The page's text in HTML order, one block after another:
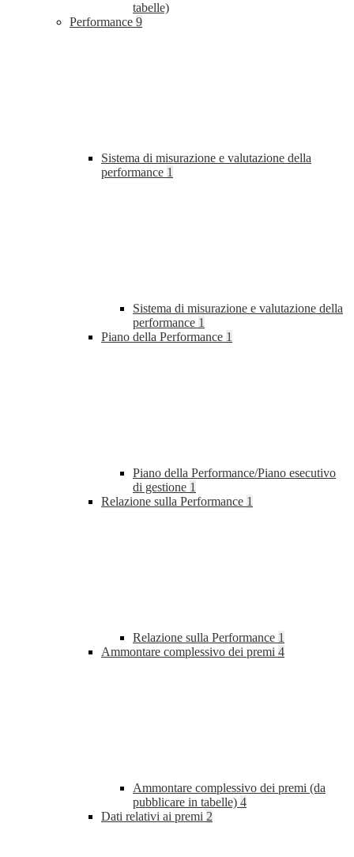
tabelle)
Performance 9
Sistema di misurazione e valutazione della
performance 1
Sistema di misurazione e valutazione della
performance 1
Piano della Performance 1
Piano della Performance/Piano esecutivo
di gestione 1
Relazione sulla Performance 1
Relazione sulla Performance 1
Ammontare complessivo dei premi 4
Ammontare complessivo dei premi (da
pubblicare in tabelle) 4
Dati relativi ai premi 2